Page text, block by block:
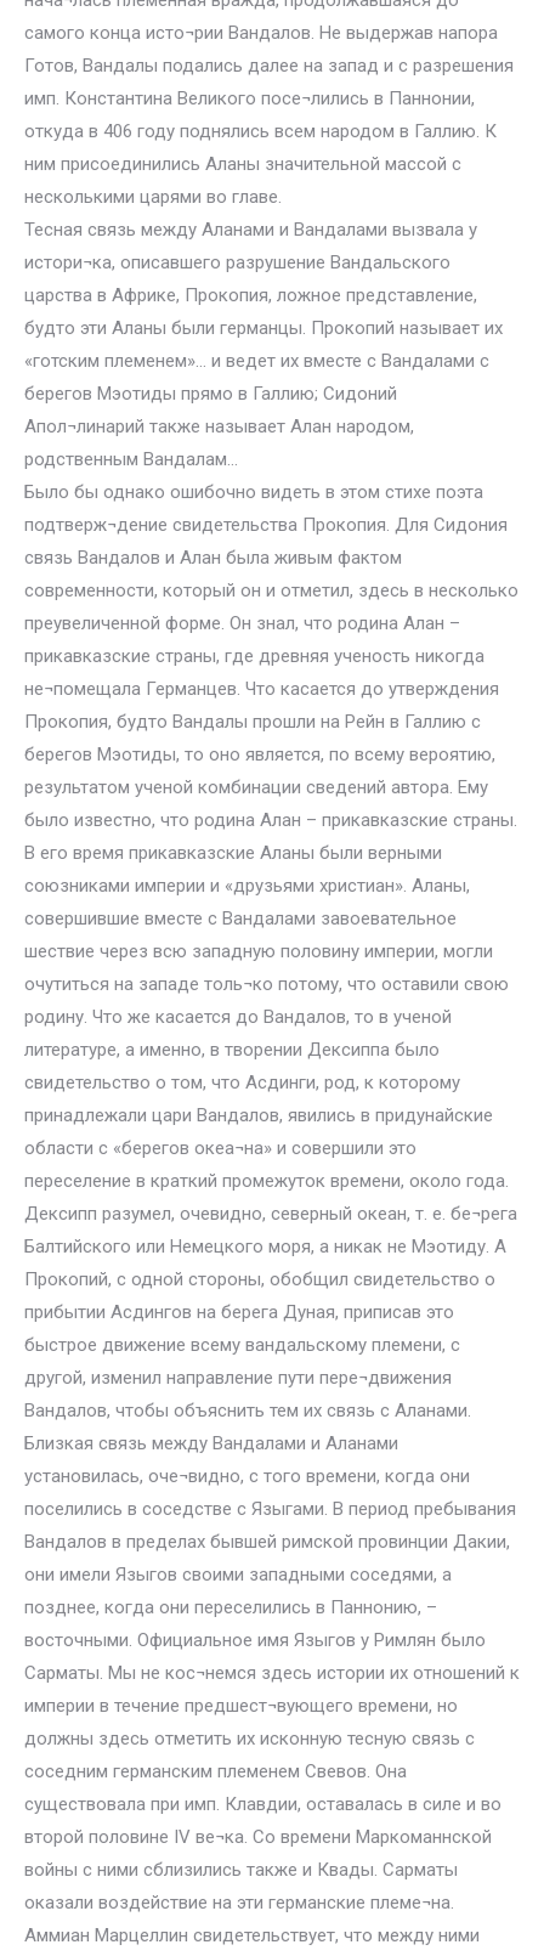
самого конца исто¬рии Вандалов. Не выдержав напора
Готов, Вандалы подались далее на запад и с разрешения
имп. Константина Великого посе¬лились в Паннонии,
откуда в 406 году поднялись всем народом в Галлию. К
ним присоединились Аланы значительной массой с
несколькими царями во главе.
Тесная связь между Аланами и Вандалами вызвала у
истори¬ка, описавшего разрушение Вандальского
царства в Африке, Прокопия, ложное представление,
будто эти Аланы были германцы. Прокопий называет их
«готским племенем»… и ведет их вместе с Вандалами с
берегов Мэотиды прямо в Галлию; Сидоний
Апол¬линарий также называет Алан народом,
родственным Вандалам…
Было бы однако ошибочно видеть в этом стихе поэта
подтверж¬дение свидетельства Прокопия. Для Сидония
связь Вандалов и Алан была живым фактом
современности, который он и отметил, здесь в несколько
преувеличенной форме. Он знал, что родина Алан –
прикавказские страны, где древняя ученость никогда
не¬помещала Германцев. Что касается до утверждения
Прокопия, будто Вандалы прошли на Рейн в Галлию с
берегов Мэотиды, то оно является, по всему вероятию,
результатом ученой комбинации сведений автора. Ему
было известно, что родина Алан – прикавказские страны.
В его время прикавказские Аланы были верными
союзниками империи и «друзьями христиан». Аланы,
совершившие вместе с Вандалами завоевательное
шествие через всю западную половину империи, могли
очутиться на западе толь¬ко потому, что оставили свою
родину. Что же касается до Вандалов, то в ученой
литературе, а именно, в творении Дексиппа было
свидетельство о том, что Асдинги, род, к которому
принадлежали цари Вандалов, явились в придунайские
области с «берегов океа¬на» и совершили это
переселение в краткий промежуток времени, около года.
Дексипп разумел, очевидно, северный океан, т. е. бе¬рега
Балтийского или Немецкого моря, а никак не Мэотиду. А
Прокопий, с одной стороны, обобщил свидетельство о
прибытии Асдингов на берега Дуная, приписав это
быстрое движение всему вандальскому племени, с
другой, изменил направление пути пере¬движения
Вандалов, чтобы объяснить тем их связь с Аланами.
Близкая связь между Вандалами и Аланами
установилась, оче¬видно, с того времени, когда они
поселились в соседстве с Языгами. В период пребывания
Вандалов в пределах бывшей римской провинции Дакии,
они имели Языгов своими западными соседями, а
позднее, когда они переселились в Паннонию, –
восточными. Официальное имя Языгов у Римлян было
Сарматы. Мы не кос¬немся здесь истории их отношений к
империи в течение предшест¬вующего времени, но
должны здесь отметить их исконную тесную связь с
соседним германским племенем Свевов. Она
существовала при имп. Клавдии, оставалась в силе и во
второй половине IV ве¬ка. Со времени Маркоманнской
войны с ними сблизились также и Квады. Сарматы
оказали воздействие на эти германские племе¬на.
Аммиан Марцеллин свидетельствует, что между ними